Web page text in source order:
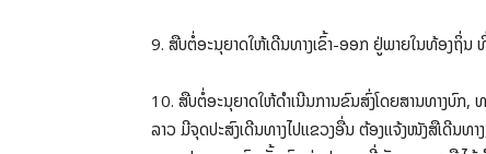
9. ສືບຕໍ່ອະນຸຍາດໃຫ້ເດີນທາງເຂົ້າ-ອອກ ຢູ່ພາຍໃນທ້ອງຖິ່ນ
10. ສືບຕໍ່ອະນຸຍາດໃຫ້ດຳເນີນການຂົນສົ່ງໂດຍສານທາງບົກ,
ລາວ ມີຈຸດປະສົງເດີນທາງໄປແຂວງອື່ນ ຕ້ອງແຈ້ງໜັງສືເດີນ